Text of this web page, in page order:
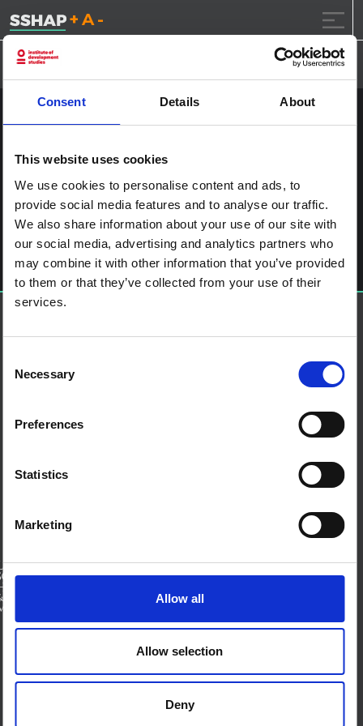
Consent Details About
This website uses cookies
We use cookies to personalise content and ads, to
provide social media features and to analyse our traffic.
We also share information about your use of our site with
our social media, advertising and analytics partners who
may combine it with other information that you’ve provided
to them or that they’ve collected from your use of their
services.
Selection
Necessary
Preferences
Statistics
Marketing
Allow all
Allow selection
Deny
تقليل حجم الخط.
إعادة ضبط حجم
زيادة حجم
الى المحتوى
ssia_admin
آخر الملاحة
Ebola Diaries: Lessons in Listening
اترك تعليقاً
يجب أنت تكونمسجل الدخوللتضيف تعليقاً.
من نحن
اتصل بنا
ملفات تعريف الارتباط على هذا الموقع
بلو سكاي
صفحة لينكدان
منتدى SSHAP
الممولين